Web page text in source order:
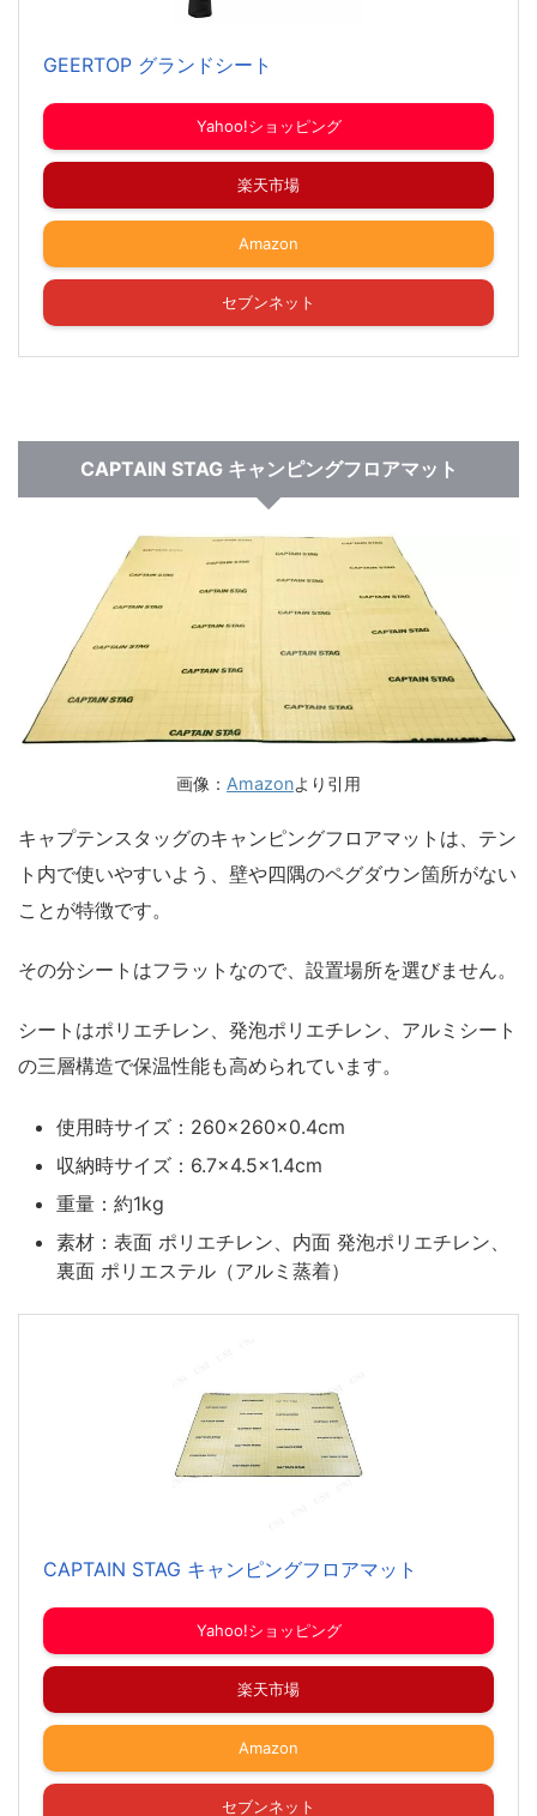
GEERTOP グランドシート
Yahoo!ショッピング
楽天市場
Amazon
セブンネット
CAPTAIN STAG キャンピングフロアマット
画像： Amazonより引用
キャプテンスタッグのキャンピングフロアマットは、テン
ト内で使いやすいよう、壁や四隅のペグダウン箇所がない
ことが特徴です。
その分シートはフラットなので、設置場所を選びません。
シートはポリエチレン、発泡ポリエチレン、アルミシート
の三層構造で保温性能も高められています。
使用時サイズ：260×260×0.4cm
収納時サイズ：6.7×4.5×1.4cm
重量：約1kg
素材：表面 ポリエチレン、内面 発泡ポリエチレン、
裏面 ポリエステル（アルミ蒸着）
CAPTAIN STAG キャンピングフロアマット
Yahoo!ショッピング
楽天市場
Amazon
セブンネット